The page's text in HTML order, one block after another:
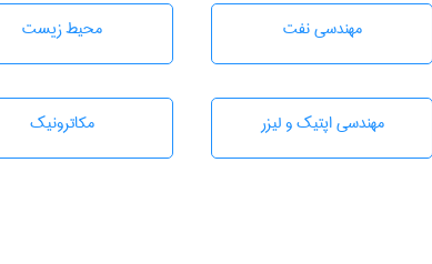
مهندسی نفت محيط زيست
مهندسی اپتیک و لیزر مکاترونیک